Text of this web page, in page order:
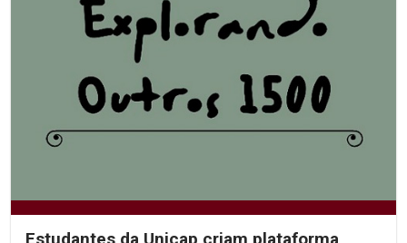
Estudantes da Unicap criam plataforma